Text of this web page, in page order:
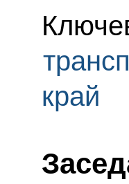
край